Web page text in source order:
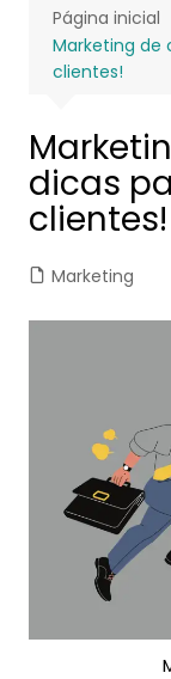
Página inicial
Marketing de
clientes!
dicas
clientes!
Marketing